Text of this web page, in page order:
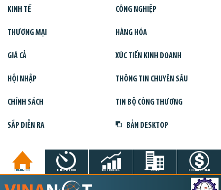
KINH TẾ CÔNG NGHIỆP
THƯƠNG MẠI HÀNG HÓA
GIÁ CẢ XÚC TIẾN KINH DOANH
HỘI NHẬP THÔNG TIN CHUYÊN SÂU
CHÍNH SÁCH TIN BỘ CÔNG THƯƠNG
SẮP DIỄN RA BẢN DESKTOP
TRANG CHỦ TIN GIỜ CHÓT THỊ TRƯỜNG DỰ ÁN CHỨNG KHOÁN